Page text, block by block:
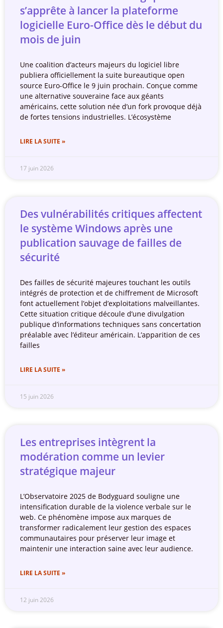
s’apprête à lancer la plateforme
logicielle Euro-Office dès le début du
mois de juin
Une coalition d’acteurs majeurs du logiciel libre
publiera officiellement la suite bureautique open
source Euro-Office le 9 juin prochain. Conçue comme
une alternative souveraine face aux géants
américains, cette solution née d’un fork provoque déjà
de fortes tensions industrielles. L’écosystème
LIRE LA SUITE »
17 juin 2026
Des vulnérabilités critiques affectent
le système Windows après une
publication sauvage de failles de
sécurité
Des failles de sécurité majeures touchant les outils
intégrés de protection et de chiffrement de Microsoft
font actuellement l’objet d’exploitations malveillantes.
Cette situation critique découle d’une divulgation
publique d’informations techniques sans concertation
préalable avec l’éditeur américain. L’apparition de ces
failles
LIRE LA SUITE »
15 juin 2026
Les entreprises intègrent la
modération comme un levier
stratégique majeur
L’Observatoire 2025 de Bodyguard souligne une
intensification durable de la violence verbale sur le
web. Ce phénomène impose aux marques de
transformer radicalement leur gestion des espaces
communautaires pour préserver leur image et
maintenir une interaction saine avec leur audience.
LIRE LA SUITE »
12 juin 2026